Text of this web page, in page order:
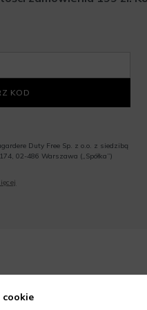
KOD
Duty Free Sp. z o.o. z siedzibą
02-486 Warszawa („Spółka”)
informacji o promocjach i